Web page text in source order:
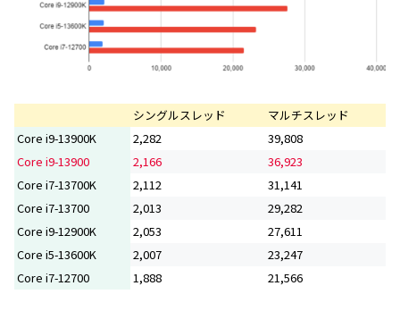
シングルスレッド
マルチスレッド
Core i9-13900K
2,282
39,808
Core i9-13900
2,166
36,923
Core i7-13700K
2,112
31,141
Core i7-13700
2,013
29,282
Core i9-12900K
2,053
27,611
Core i5-13600K
2,007
23,247
Core i7-12700
1,888 21,566